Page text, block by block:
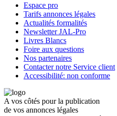
Espace pro
Tarifs annonces légales
Actualités formalités
Newsletter JAL-Pro
Livres Blancs
Foire aux questions
Nos partenaires
Contacter notre Service client
Accessibilité: non conforme
A vos côtés pour la publication
de vos annonces légales